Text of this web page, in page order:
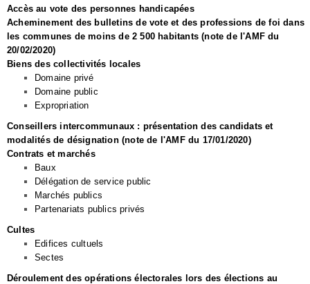
Accès au vote des personnes handicapées
Acheminement des bulletins de vote et des professions de foi dans
les communes de moins de 2 500 habitants (note de l'AMF du
20/02/2020)
Biens des collectivités locales
Domaine privé
Domaine public
Expropriation
Conseillers intercommunaux : présentation des candidats et
modalités de désignation (note de l'AMF du 17/01/2020)
Contrats et marchés
Baux
Délégation de service public
Marchés publics
Partenariats publics privés
Cultes
Edifices cultuels
Sectes
Déroulement des opérations électorales lors des élections au